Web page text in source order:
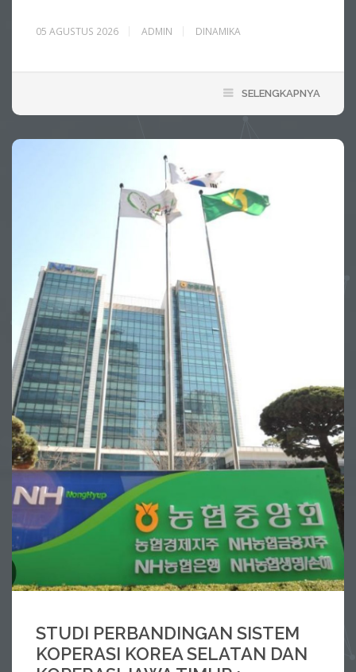
05 AGUSTUS 2026 ADMIN DINAMIKA
SELENGKAPNYA
STUDI PERBANDINGAN SISTEM
KOPERASI KOREA SELATAN DAN